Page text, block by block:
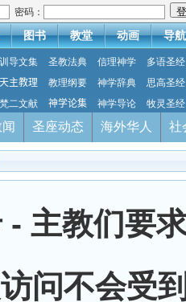
密码：
图书 教堂 动画 导航
训导文集 圣教法典 信理神学
多语圣经
天主教理
教理纲要 神学辞典
思高圣经
梵二文献
神学论集 神学导论 牧灵圣经
圣座动态 海外华人 社
- 主教们要
问不会受